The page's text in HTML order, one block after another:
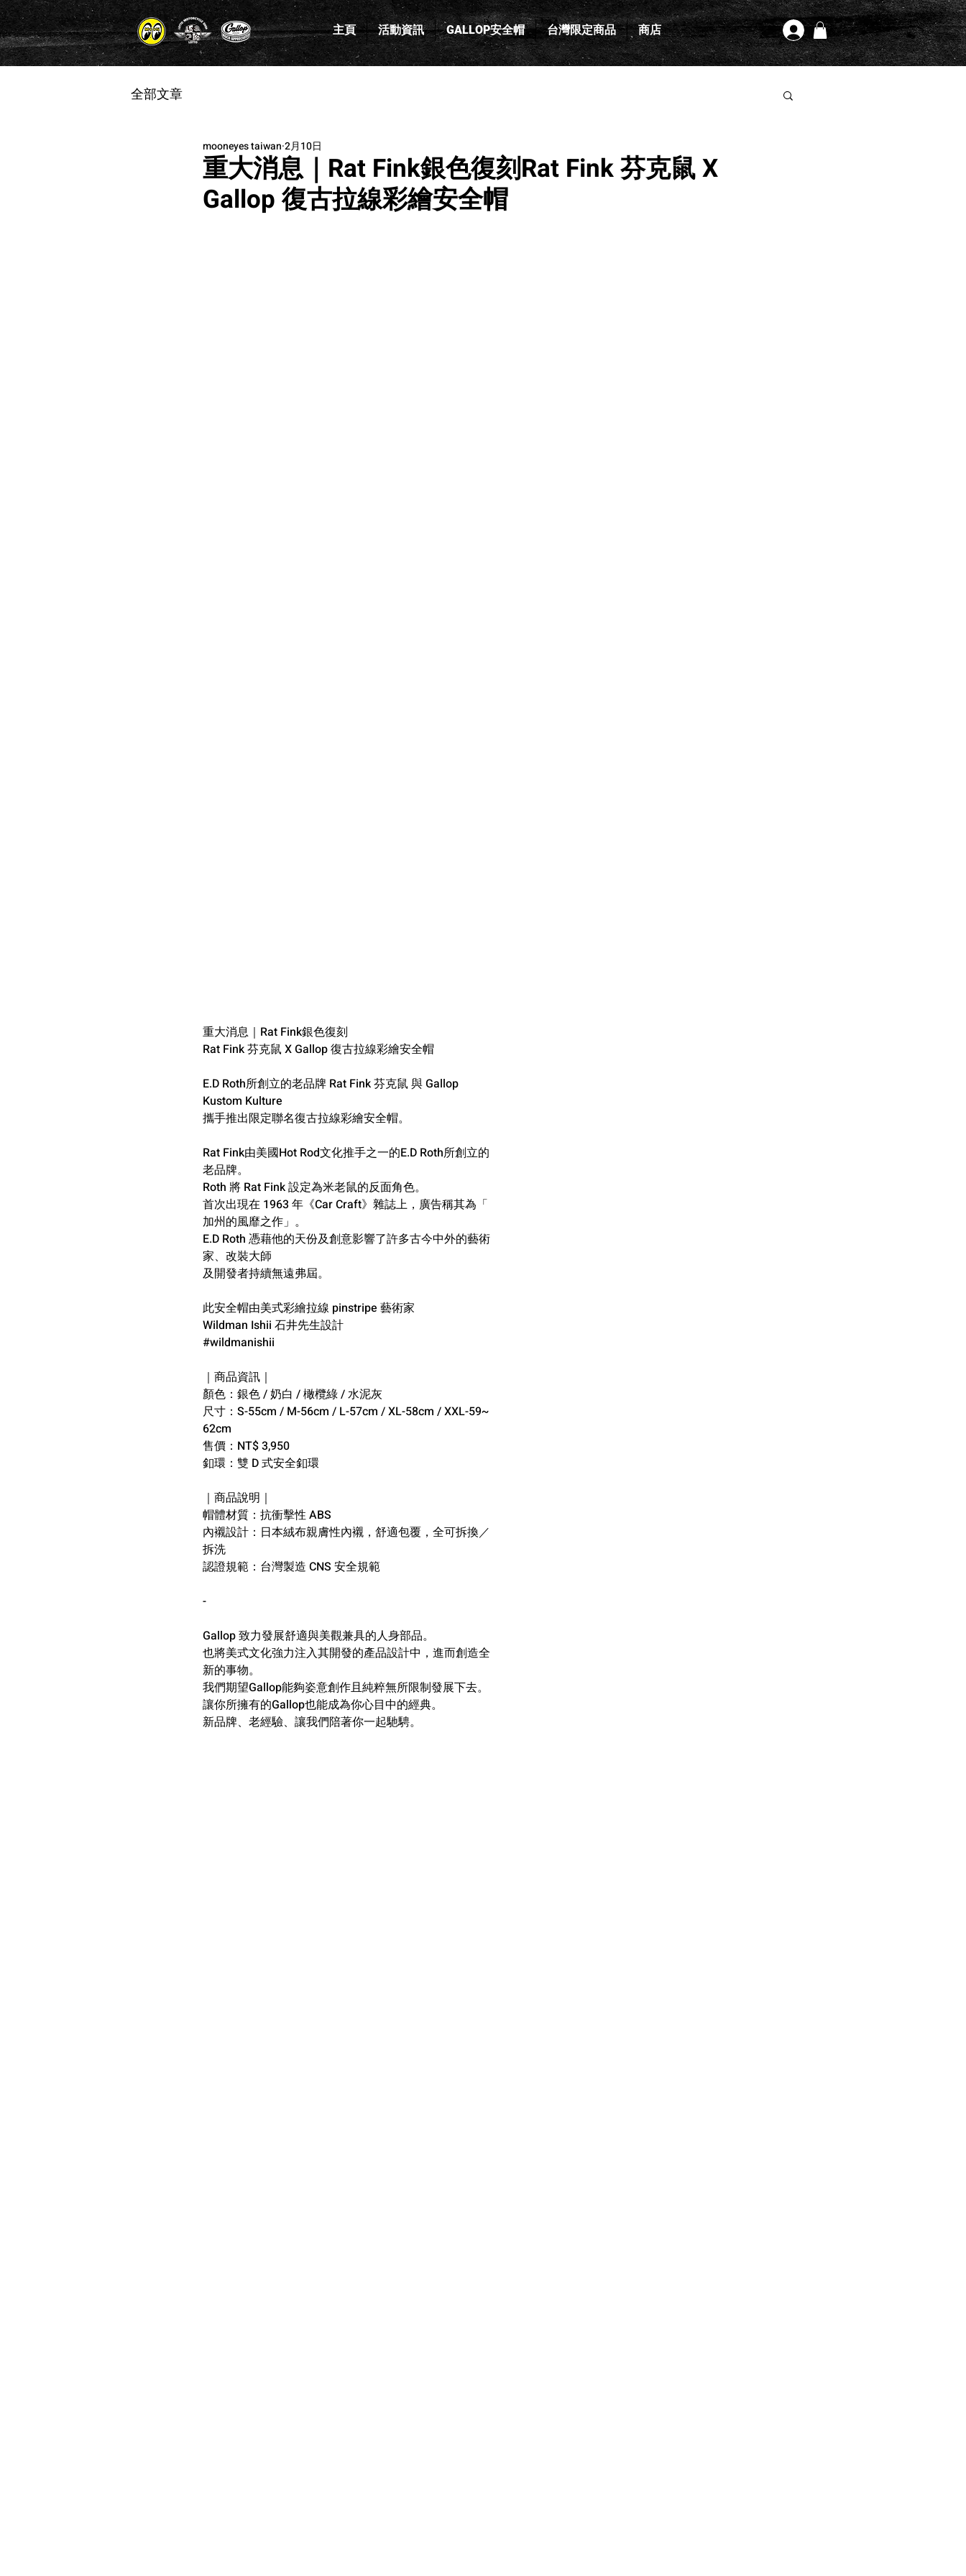
主頁 活動資訊 GALLOP安全帽 台灣限定商品 商店 登入
全部文章
重大消息｜Rat Fink銀色復刻Rat Fink 芬克鼠 X
Gallop 復古拉線彩繪安全帽
mooneyes taiwan 2月10日
重大消息｜Rat Fink銀色復刻
Rat Fink 芬克鼠 X Gallop 復古拉線彩繪安全帽
E.D Roth所創立的老品牌 Rat Fink 芬克鼠 與 Gallop
Kustom Kulture
攜手推出限定聯名復古拉線彩繪安全帽。
Rat Fink由美國Hot Rod文化推手之一的E.D Roth所創立的
老品牌。
Roth 將 Rat Fink 設定為米老鼠的反面角色。
首次出現在 1963 年《Car Craft》雜誌上，廣告稱其為「
加州的風靡之作」。
E.D Roth 憑藉他的天份及創意影響了許多古今中外的藝術
家、改裝大師
及開發者持續無遠弗屆。
此安全帽由美式彩繪拉線 pinstripe 藝術家
Wildman Ishii 石井先生設計
#wildmanishii
｜商品資訊｜
顏色：銀色 / 奶白 / 橄欖綠 / 水泥灰
尺寸：S-55cm / M-56cm / L-57cm / XL-58cm / XXL-59~
62cm
售價：NT$ 3,950
釦環：雙 D 式安全釦環
｜商品說明｜
帽體材質：抗衝擊性 ABS
內襯設計：日本絨布親膚性內襯，舒適包覆，全可拆換／
拆洗
認證規範：台灣製造 CNS 安全規範
-
Gallop 致力發展舒適與美觀兼具的人身部品。
也將美式文化強力注入其開發的產品設計中，進而創造全
新的事物。
我們期望Gallop能夠姿意創作且純粹無所限制發展下去。
讓你所擁有的Gallop也能成為你心目中的經典。
新品牌、老經驗、讓我們陪著你一起馳騁。